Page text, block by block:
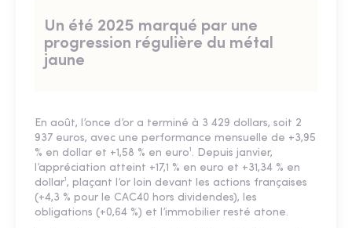
Un été 2025 marqué par une
progression régulière du métal
jaune
En août, l’once d’or a terminé à 3 429 dollars, soit 2
937 euros, avec une performance mensuelle de +3,95
% en dollar et +1,58 % en euro¹. Depuis janvier,
l’appréciation atteint +17,1 % en euro et +31,34 % en
dollar¹, plaçant l’or loin devant les actions françaises
(+4,3 % pour le CAC40 hors dividendes), les
obligations (+0,64 %) et l’immobilier resté atone.